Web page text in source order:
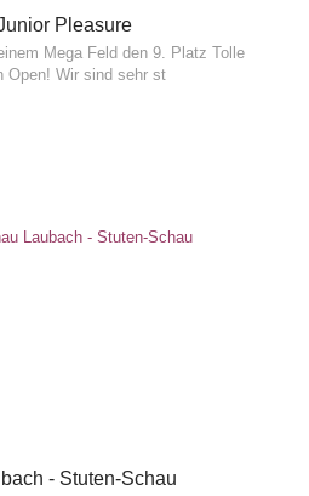
Pleasure
Mega Feld den 9. Platz Tolle
Open! Wir sind sehr st
- Stuten-Schau